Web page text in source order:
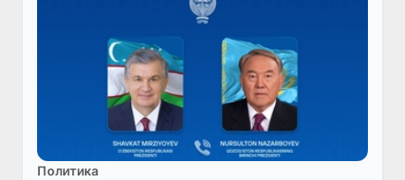
Политика